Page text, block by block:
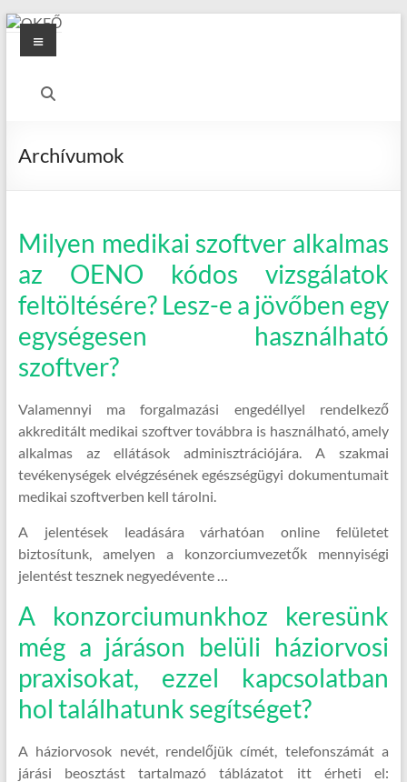
Skip
content
OKFŐ
Menu
Archívumok
Milyen medikai szoftver alkalmas
az OENO kódos vizsgálatok
feltöltésére? Lesz-e a jövőben egy
egységesen használható
szoftver?
Valamennyi ma forgalmazási engedéllyel rendelkező
akkreditált medikai szoftver továbbra is használható, amely
alkalmas az ellátások adminisztrációjára. A szakmai
tevékenységek elvégzésének egészségügyi dokumentumait
medikai szoftverben kell tárolni.
A jelentések leadására várhatóan online felületet
biztosítunk, amelyen a konzorciumvezetők mennyiségi
jelentést tesznek negyedévente …
A konzorciumunkhoz keresünk
még a járáson belüli háziorvosi
praxisokat, ezzel kapcsolatban
hol találhatunk segítséget?
A háziorvosok nevét, rendelőjük címét, telefonszámát a
járási beosztást tartalmazó táblázatot itt érheti el: